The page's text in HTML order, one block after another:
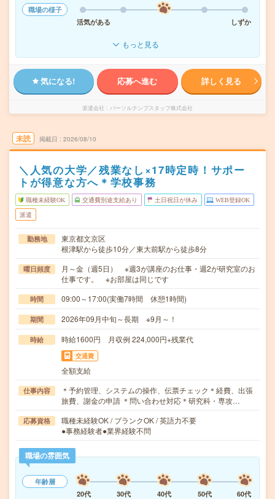
職場の様子
活気がある
しずか
もっと見る
気になる! 応募へ進む 詳しく見る
派遣会社 パーソルテンプスタッフ株式会社
未読 掲載日 2026/08/10
＼人気の大学／残業なし×17時定時！サポー
トが得意な方へ＊学校事務
職種未経験OK 交通費別途支給あり 土日祝日が休み WEB登録OK
派遣
勤務地
東京都文京区
根津駅から徒歩10分／東大前駅から徒歩8分
曜日頻度
月～金（週5日） ※週3が講座のお仕事・週2が研究室のお
仕事です。 ※お部屋は同じです
時間 09:00～17:00(実働7時間 休憩1時間)
期間 2026年09月中旬～長期 ※9月～！
時給 時給1600円 月収例 224,000円+残業代
交通費
全額支給
仕事内容
＊予約管理、システムの操作、伝票チェック＊経費、出張
旅費、謝金の申請 ＊問い合わせ対応＊研究科・専攻…
応募資格
職種未経験OK / ブランクOK / 英語力不要
●事務経験者●業界経験不問
職場の雰囲気
年齢層
20代
30代 40代 50代
60代